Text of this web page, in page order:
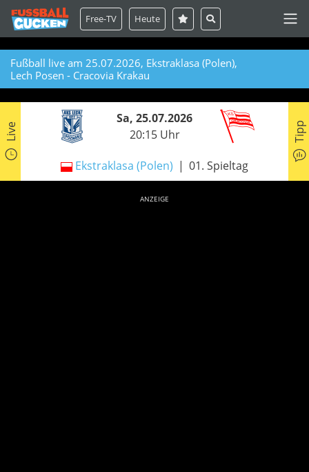
Free-TV Heute
Fußball live am 25.07.2026, Ekstraklasa (Polen),
Lech Posen - Cracovia Krakau
Live
Sa, 25.07.2026
20:15 Uhr
Ekstraklasa (Polen) 01. Spieltag
Tipp
ANZEIGE